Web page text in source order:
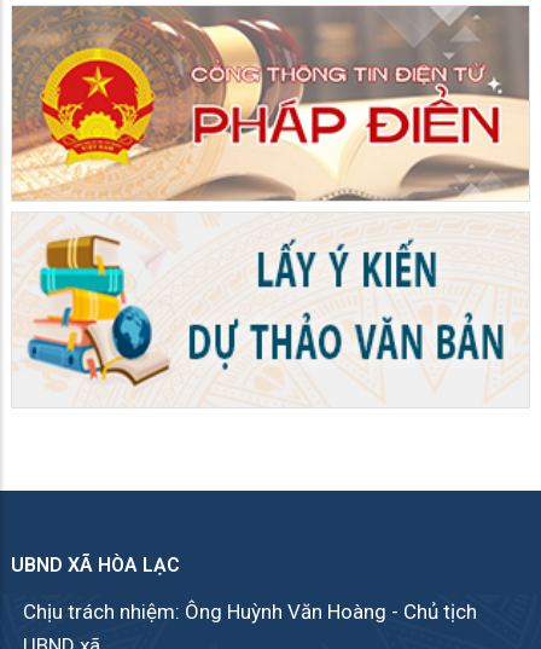
UBND XÃ HÒA LẠC
Chịu trách nhiệm: Ông Huỳnh Văn Hoàng - Chủ tịch